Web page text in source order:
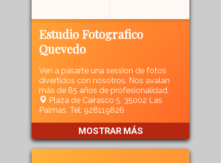
Estudio Fotografico
Quevedo
Ven a pasarte una session de fotos
divertidos con nosotros. Nos avalan
más de 85 años de profesionalidad.
Plaza de Cairasco 5, 35002 Las
Palmas, Tel: 928119826
MOSTRAR MÁS